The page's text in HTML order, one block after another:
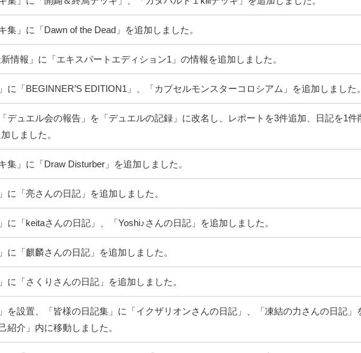
集」に「Dawn of the Dead」を追加しました。
新情報」に「エキスパートエディション1」の情報を追加しました。
に「BEGINNER’S EDITION1」、「カプセルモンスターコロシアム」を追加しました
デュエル会の報告」を「デュエルの記録」に改名し、レポートを3件追加、日記を1
しました。
集」に「Draw Disturber」を追加しました。
に「亮さんの日記」を追加しました。
に「keitaさんの日記」、「Yoshi♪さんの日記」を追加しました。
に「麒麟さんの日記」を追加しました。
に「さくりさんの日記」を追加しました。
を設置、「皆様の日記集」に「イクザリオンさんの日記」、「凍結の力さんの日記
紹介」内に移動しました。